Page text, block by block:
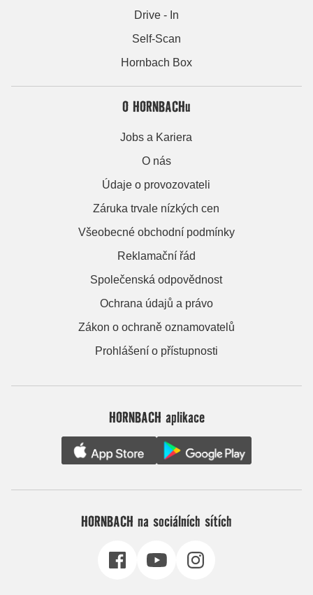
Drive - In
Self-Scan
Hornbach Box
O HORNBACHu
Jobs a Kariera
O nás
Údaje o provozovateli
Záruka trvale nízkých cen
Všeobecné obchodní podmínky
Reklamační řád
Společenská odpovědnost
Ochrana údajů a právo
Zákon o ochraně oznamovatelů
Prohlášení o přístupnosti
HORNBACH aplikace
HORNBACH na sociálních sítích